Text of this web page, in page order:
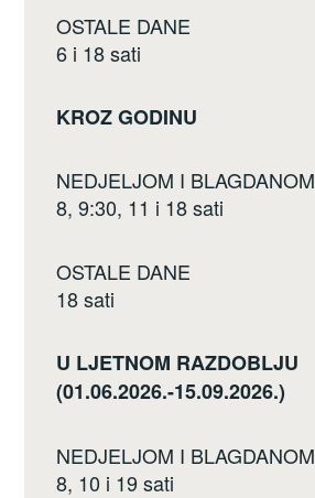
OSTALE DANE
6 i 18 sati
KROZ GODINU
NEDJELJOM I BLAGDANOM
8, 9:30, 11 i 18 sati
OSTALE DANE
18 sati
U LJETNOM RAZDOBLJU
(01.06.2026.-15.09.2026.)
NEDJELJOM I BLAGDANOM
8, 10 i 19 sati